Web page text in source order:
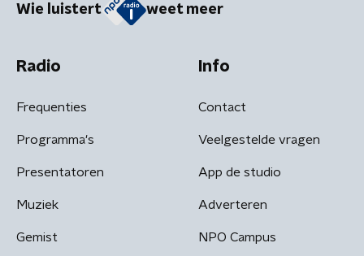
Wie luistert weet meer
Radio
Frequenties
Programma's
Presentatoren
Muziek
Gemist
Info
Contact
Veelgestelde vragen
App de studio
Adverteren
NPO Campus